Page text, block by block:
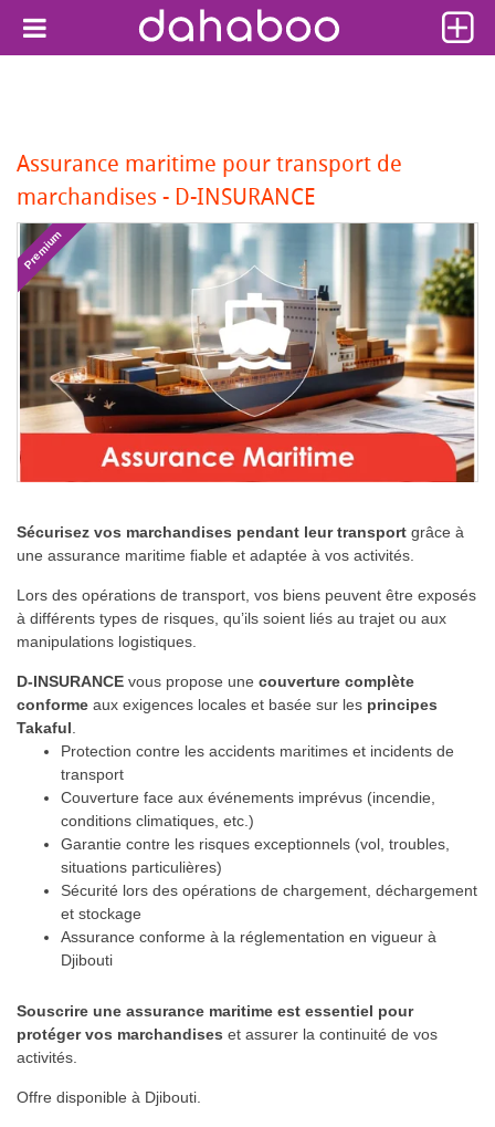
Assurance maritime pour transport de
marchandises - D-INSURANCE
Premium
Sécurisez vos marchandises pendant leur transport grâce à
une assurance maritime fiable et adaptée à vos activités.
Lors des opérations de transport, vos biens peuvent être exposés
à différents types de risques, qu’ils soient liés au trajet ou aux
manipulations logistiques.
D-INSURANCE vous propose une couverture complète
conforme aux exigences locales et basée sur les principes
Takaful
Protection contre les accidents maritimes et incidents de
transport
Couverture face aux événements imprévus (incendie,
conditions climatiques, etc.)
Garantie contre les risques exceptionnels (vol, troubles,
situations particulières)
Sécurité lors des opérations de chargement, déchargement
et stockage
Assurance conforme à la réglementation en vigueur à
Djibouti
Souscrire une assurance maritime est essentiel pour
protéger vos marchandises et assurer la continuité de vos
activités.
Offre disponible à Djibouti.